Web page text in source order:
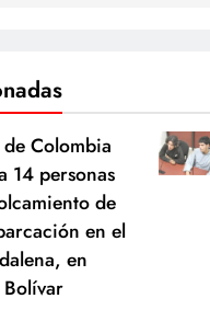
Colombia
14 personas
de
en el
en